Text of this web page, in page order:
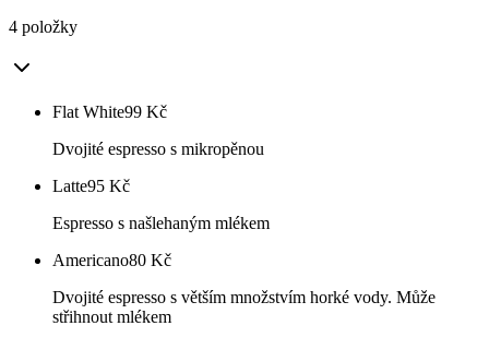
4 položky
Flat White99 Kč
Dvojité espresso s mikropěnou
Latte95 Kč
Espresso s našlehaným mlékem
Americano80 Kč
Dvojité espresso s větším množstvím horké vody. Může
střihnout mlékem